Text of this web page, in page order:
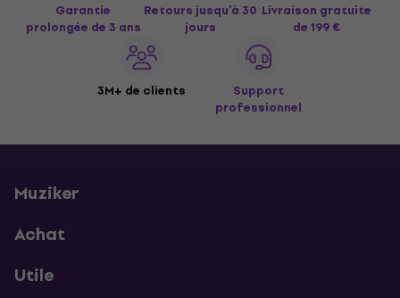
Garantie
prolongée de 3 ans
Retours jusqu’à 30
jours
Livraison gratuite
de 199 €
3M+ de clients
Support
professionnel
Muziker
Achat
Utile